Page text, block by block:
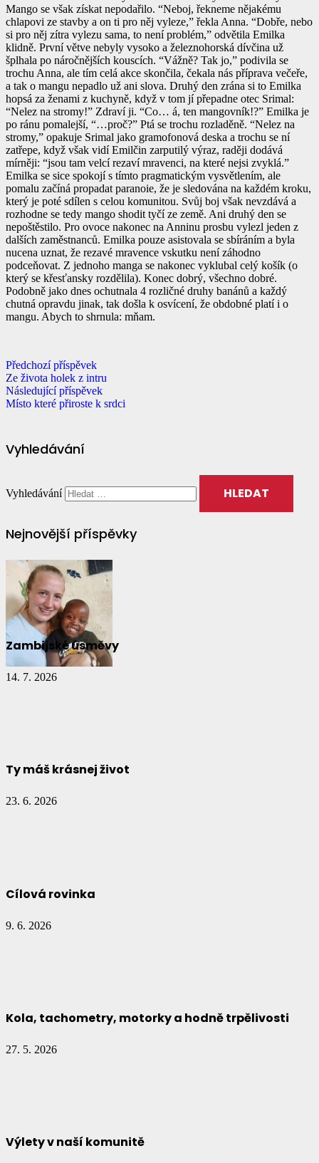
Mango se však získat nepodařilo. “Neboj, řekneme nějakému
chlapovi ze stavby a on ti pro něj vyleze,” řekla Anna. “Dobře, nebo
si pro něj zítra vylezu sama, to není problém,” odvětila Emilka
klidně. První větve nebyly vysoko a železnohorská dívčina už
šplhala po náročnějších kouscích. “Vážně? Tak jo,” podivila se
trochu Anna, ale tím celá akce skončila, čekala nás příprava večeře,
a tak o mangu nepadlo už ani slova. Druhý den zrána si to Emilka
hopsá za ženami z kuchyně, když v tom jí přepadne otec Srimal:
“Nelez na stromy!” Zdraví ji. “Co… á, ten mangovník!?” Emilka je
po ránu pomalejší, “…proč?” Ptá se trochu rozladěně. “Nelez na
stromy,” opakuje Srimal jako gramofonová deska a trochu se ní
zatřepe, když však vidí Emilčin zarputilý výraz, raději dodává
mírněji: “jsou tam velcí rezaví mravenci, na které nejsi zvyklá.”
Emilka se sice spokojí s tímto pragmatickým vysvětlením, ale
pomalu začíná propadat paranoie, že je sledována na každém kroku,
který je poté sdílen s celou komunitou. Svůj boj však nevzdává a
rozhodne se tedy mango shodit tyčí ze země. Ani druhý den se
nepoštěstilo. Pro ovoce nakonec na Anninu prosbu vylezl jeden z
dalších zaměstnanců. Emilka pouze asistovala se sbíráním a byla
nucena uznat, že rezavé mravence vskutku není záhodno
podceňovat. Z jednoho manga se nakonec vyklubal celý košík (o
který se křesťansky rozdělila). Konec dobrý, všechno dobré.
Podobně jako dnes ochutnala 4 rozličné druhy banánů a každý
chutná opravdu jinak, tak došla k osvícení, že obdobné platí i o
mangu. Abych to shrnula: mňam.
Předchozí příspěvek
Ze života holek z intru
Následující příspěvek
Místo které přiroste k srdci
Vyhledávání
Vyhledávání
Nejnovější příspěvky
Zambijské úsměvy
14. 7. 2026
Ty máš krásnej život
23. 6. 2026
Cílová rovinka
9. 6. 2026
Kola, tachometry, motorky a hodně trpělivosti
27. 5. 2026
Výlety v naší komunitě